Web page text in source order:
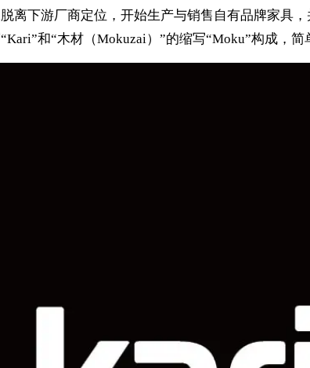
离下游厂商定位，开始生产与销售自有品牌家具
“Kari”和“木材（Mokuzai）”的缩写“Moku”构成，